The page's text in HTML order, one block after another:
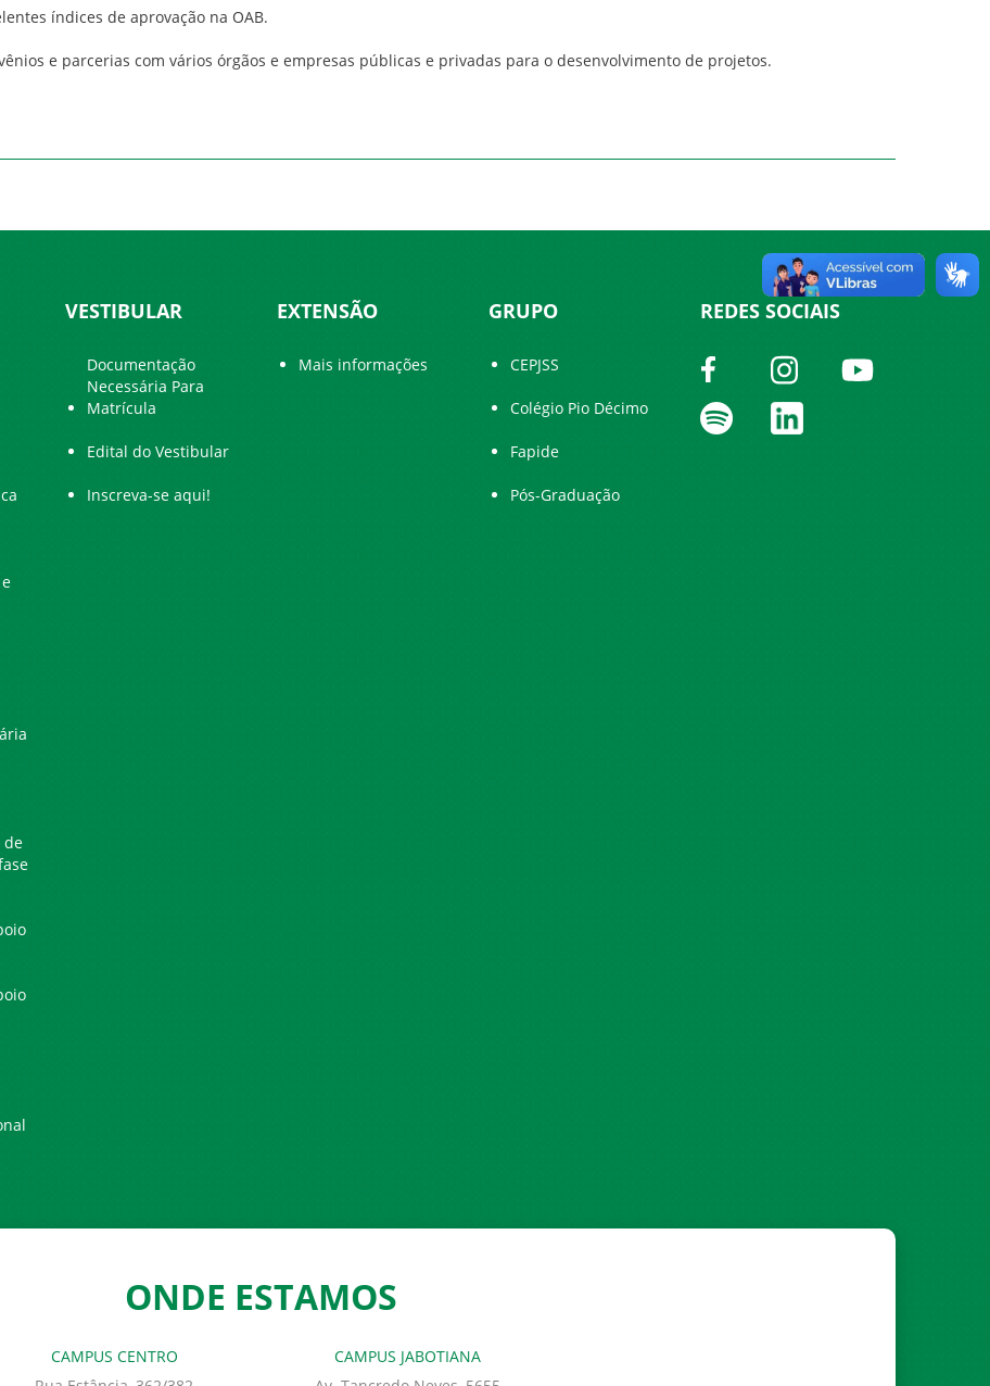
índices de aprovação na OAB.
e parcerias com vários órgãos e empresas públicas e privadas para o desenvolvimento de projetos.
de
VESTIBULAR
Documentação
Necessária Para
Matrícula
Edital do Vestibular
Inscreva-se aqui!
EXTENSÃO
Mais informações
GRUPO
CEPJSS
Colégio Pio Décimo
Fapide
Pós-Graduação
REDES SOCIAIS
ONDE ESTAMOS
CAMPUS CENTRO
CAMPUS JABOTIANA